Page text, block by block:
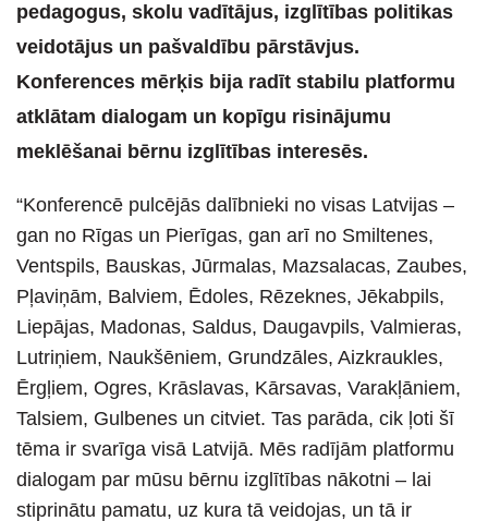
pedagogus, skolu vadītājus, izglītības politikas
veidotājus un pašvaldību pārstāvjus.
Konferences mērķis bija radīt stabilu platformu
atklātam dialogam un kopīgu risinājumu
meklēšanai bērnu izglītības interesēs.
“Konferencē pulcējās dalībnieki no visas Latvijas –
gan no Rīgas un Pierīgas, gan arī no Smiltenes,
Ventspils, Bauskas, Jūrmalas, Mazsalacas, Zaubes,
Pļaviņām, Balviem, Ēdoles, Rēzeknes, Jēkabpils,
Liepājas, Madonas, Saldus, Daugavpils, Valmieras,
Lutriņiem, Naukšēniem, Grundzāles, Aizkraukles,
Ērgļiem, Ogres, Krāslavas, Kārsavas, Varakļāniem,
Talsiem, Gulbenes un citviet. Tas parāda, cik ļoti šī
tēma ir svarīga visā Latvijā. Mēs radījām platformu
dialogam par mūsu bērnu izglītības nākotni – lai
stiprinātu pamatu, uz kura tā veidojas, un tā ir